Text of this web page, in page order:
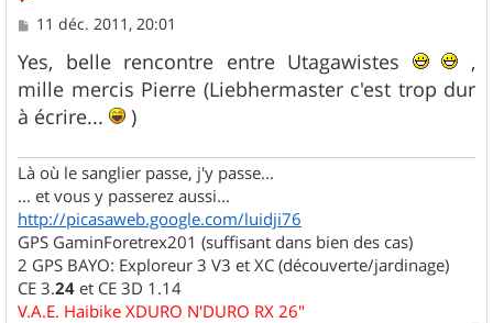
M
s
s
a
g
e
11 déc. 2011, 20:01
Yes, belle rencontre entre Utagawistes
,
mille mercis Pierre (Liebhermaster c'est trop dur
à écrire...
)
Là où le sanglier passe, j'y passe...
... et vous y passerez aussi...
http://picasaweb.google.com/luidji76
GPS GaminForetrex201 (suffisant dans bien des cas)
2 GPS BAYO: Exploreur 3 V3 et XC (découverte/jardinage)
CE 3.24 et CE 3D 1.14
V.A.E. Haibike XDURO N'DURO RX 26"